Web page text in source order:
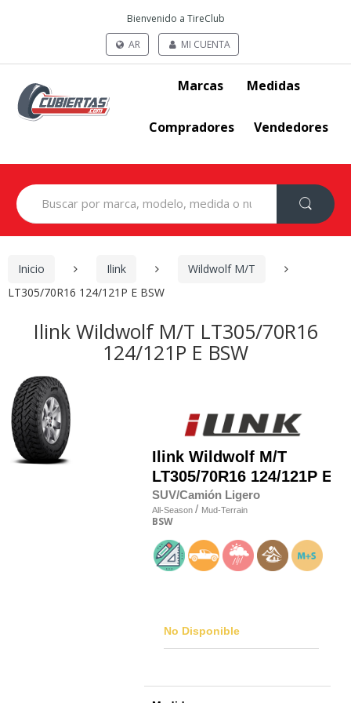
Bienvenido a TireClub
AR
MI CUENTA
Marcas Medidas
Compradores Vendedores
Search
for:
Inicio Ilink
Wildwolf M/T
LT305/70R16 124/121P E BSW
Ilink Wildwolf M/T LT305/70R16
124/121P E BSW
Ilink Wildwolf M/T
LT305/70R16 124/121P E
SUV/Camión Ligero
All-Season / Mud-Terrain
BSW
No Disponible